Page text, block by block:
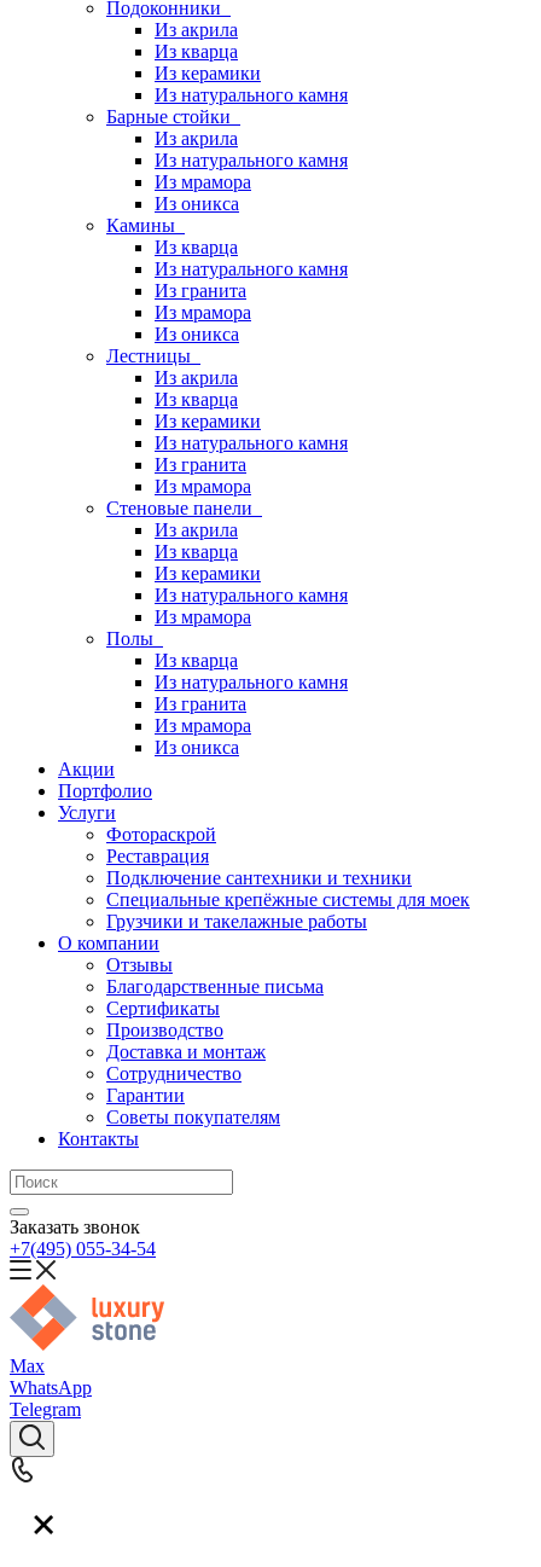
Подоконники
Из акрила
Из кварца
Из керамики
Из натурального камня
Барные стойки
Из акрила
Из натурального камня
Из мрамора
Из оникса
Камины
Из кварца
Из натурального камня
Из гранита
Из мрамора
Из оникса
Лестницы
Из акрила
Из кварца
Из керамики
Из натурального камня
Из гранита
Из мрамора
Стеновые панели
Из акрила
Из кварца
Из керамики
Из натурального камня
Из мрамора
Полы
Из кварца
Из натурального камня
Из гранита
Из мрамора
Из оникса
Акции
Портфолио
Услуги
Фотораскрой
Реставрация
Подключение сантехники и техники
Специальные крепёжные системы для моек
Грузчики и такелажные работы
О компании
Отзывы
Благодарственные письма
Сертификаты
Производство
Доставка и монтаж
Сотрудничество
Гарантии
Советы покупателям
Контакты
Заказать звонок
+7(495) 055-34-54
Max
WhatsApp
Telegram